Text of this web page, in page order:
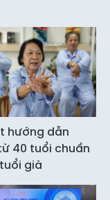
hướng dẫn
40 tuổi chuẩn
già